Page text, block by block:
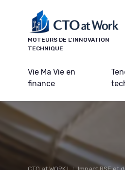
MOTEURS DE L'INNOVATION
TECHNIQUE
Vie Ma Vie en
finance